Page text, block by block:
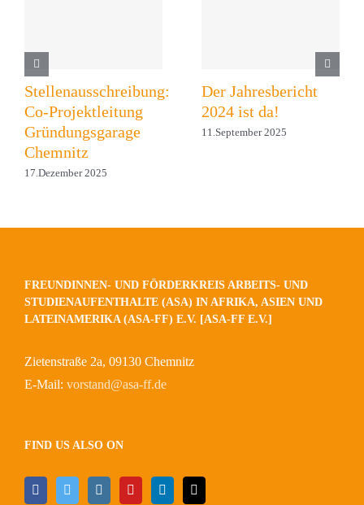
Stellenausschreibung:
Co-Projektleitung
Gründungsgarage
Chemnitz
17.Dezember 2025
Der Jahresbericht
2024 ist da!
11.September 2025
FREUNDINNEN- UND FÖRDERKREIS ARBEITS- UND
STUDIENAUFENTHALTE (ASA) IN AFRIKA, ASIEN UND
LATEINAMERIKA (ASA-FF) E.V. [ASA-FF E.V.]
Zietenstraße 2a, 09130 Chemnitz
E-Mail: vorstand@asa-ff.de
FIND US ALSO ON